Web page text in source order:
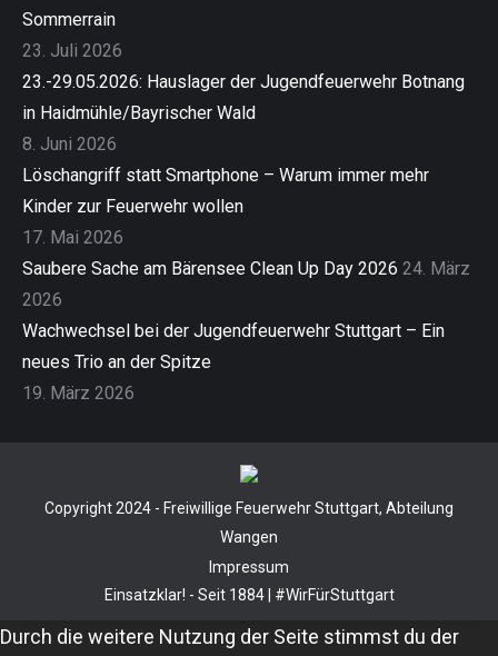
Sommerrain
23. Juli 2026
23.-29.05.2026: Hauslager der Jugendfeuerwehr Botnang
in Haidmühle/Bayrischer Wald
8. Juni 2026
Löschangriff statt Smartphone – Warum immer mehr
Kinder zur Feuerwehr wollen
17. Mai 2026
Saubere Sache am Bärensee Clean Up Day 2026 24. März
2026
Wachwechsel bei der Jugendfeuerwehr Stuttgart – Ein
neues Trio an der Spitze
19. März 2026
Copyright 2024 - Freiwillige Feuerwehr Stuttgart, Abteilung
Wangen
Impressum
Einsatzklar! - Seit 1884 | #WirFürStuttgart
Durch die weitere Nutzung der Seite stimmst du der